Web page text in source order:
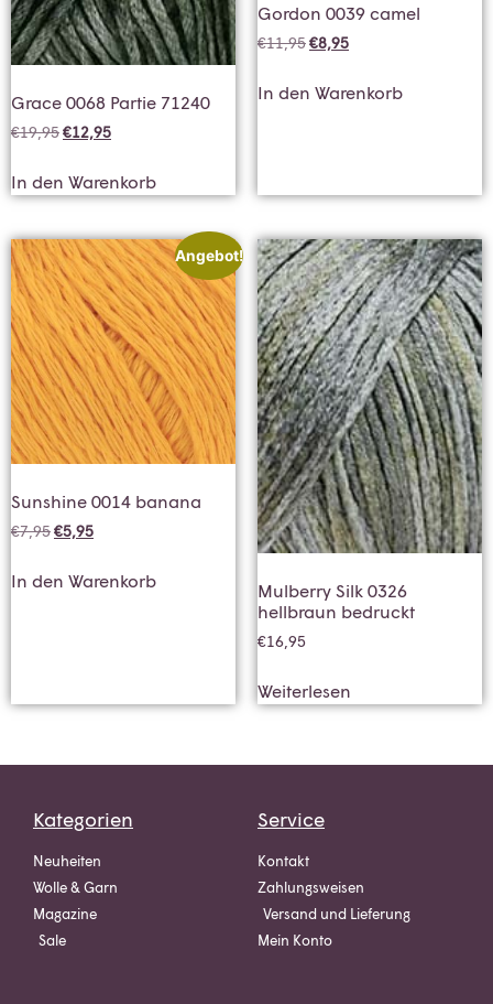
Grace 0068 Partie 71240
€19,95€12,95
In den Warenkorb
Gordon 0039 camel
€11,95€8,95
In den Warenkorb
Angebot!
Sunshine 0014 banana
€7,95€5,95
In den Warenkorb
Mulberry Silk 0326
hellbraun bedruckt
€16,95
Weiterlesen
Kategorien
Neuheiten
Wolle & Garn
Magazine
Sale
Service
Kontakt
Zahlungsweisen
Versand und Lieferung
Mein Konto